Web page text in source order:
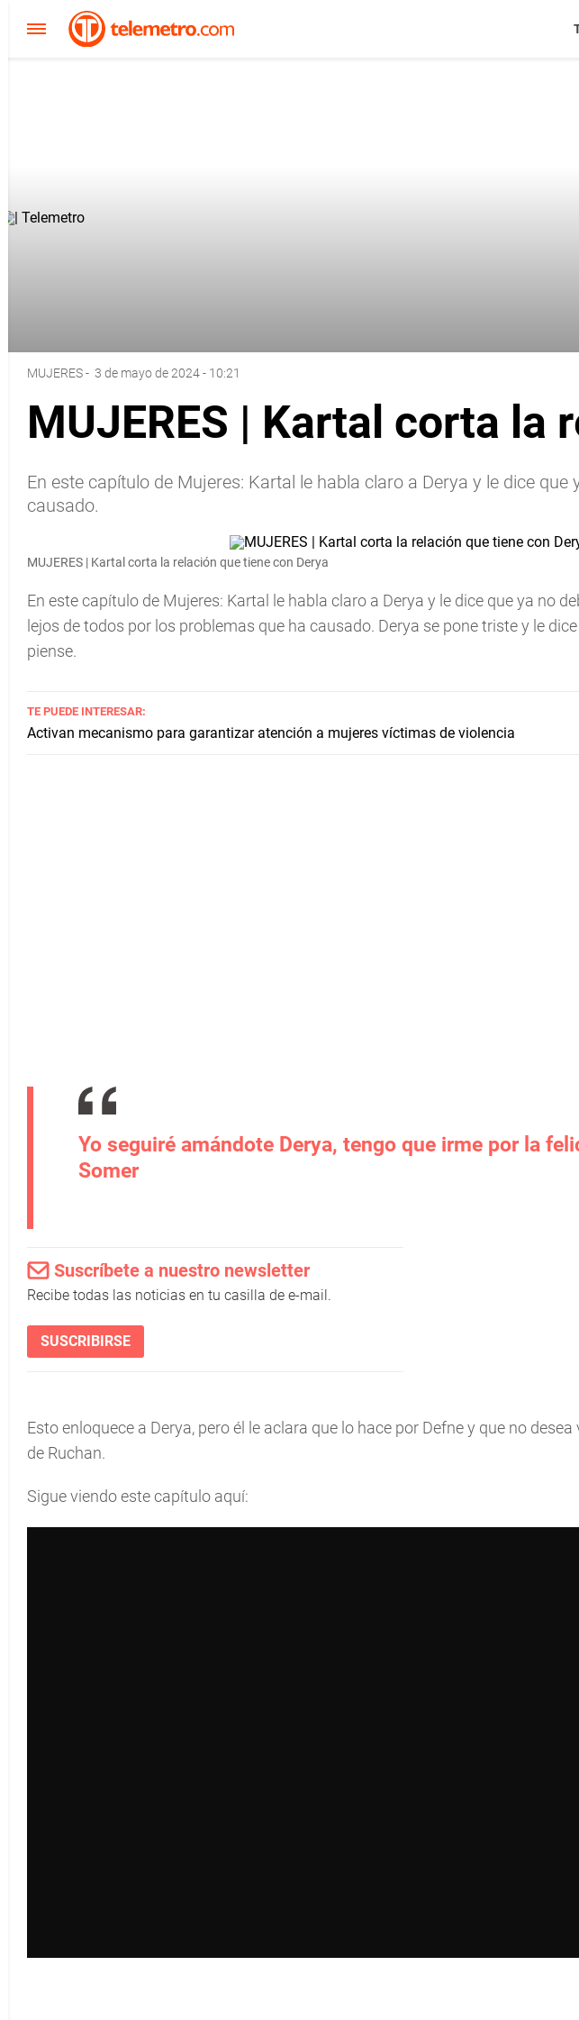
MUJERES- 3 de mayo de 2024 - 10:21
MUJERES | Kartal corta la
En este capítulo de Mujeres: Kartal le habla claro a Derya y le dice
causado.
MUJERES | Kartal corta la relación que tiene con Derya
En este capítulo de Mujeres: Kartal le habla claro a Derya y le dice que ya no
lejos de todos por los problemas que ha causado. Derya se pone triste y le
piense.
TE PUEDE INTERESAR:
Activan mecanismo para garantizar atención a mujeres víctimas de violencia
Yo seguiré amándote Derya, tengo que irme por la
Somer
Suscríbete a nuestro newsletter
Recibe todas las noticias en tu casilla de e-mail.
SUSCRIBIRSE
Esto enloquece a Derya, pero él le aclara que lo hace por Defne y que no
de Ruchan.
Sigue viendo este capítulo aquí: